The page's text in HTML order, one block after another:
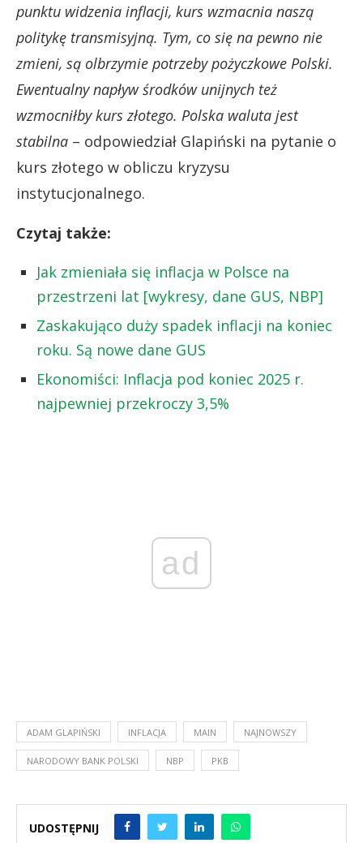
punktu widzenia inflacji, kurs wzmacnia naszą
politykę transmisyjną. Tym, co się na pewno nie
zmieni, są olbrzymie potrzeby pożyczkowe Polski.
Ewentualny napływ środków unijnych też
wzmocniłby kurs złotego. Polska waluta jest
stabilna – odpowiedział Glapiński na pytanie o
kurs złotego w obliczu kryzysu
instytucjonalnego.
Czytaj także:
Jak zmieniała się inflacja w Polsce na
przestrzeni lat [wykresy, dane GUS, NBP]
Zaskakująco duży spadek inflacji na koniec
roku. Są nowe dane GUS
Ekonomiści: Inflacja pod koniec 2025 r.
najpewniej przekroczy 3,5%
ad
ADAM GLAPIŃSKI INFLACJA MAIN NAJNOWSZY
NARODOWY BANK POLSKI NBP PKB
UDOSTĘPNIJ